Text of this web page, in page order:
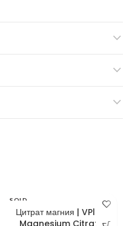
SOLD
OUT
Цитрат магния | VPlab